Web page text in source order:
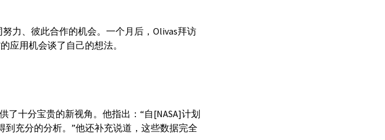
力、彼此合作的机会。一个月后，Olivas拜访
应用机会谈了自己的想法。
了十分宝贵的新视角。他指出：“自[NASA]计划
到充分的分析。”他还补充说道，这些数据完全